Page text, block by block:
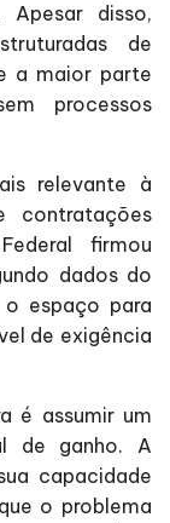
Apesar disso,
de
a maior parte
processos
relevante à
contratações
firmou
dados do
o espaço para
de exigência
é assumir um
de ganho. A
capacidade
o problema